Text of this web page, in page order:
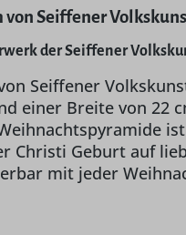
Seiffener
der Seiffener
Seiffener
einer Breite von
Christi Geburt auf
mit jeder